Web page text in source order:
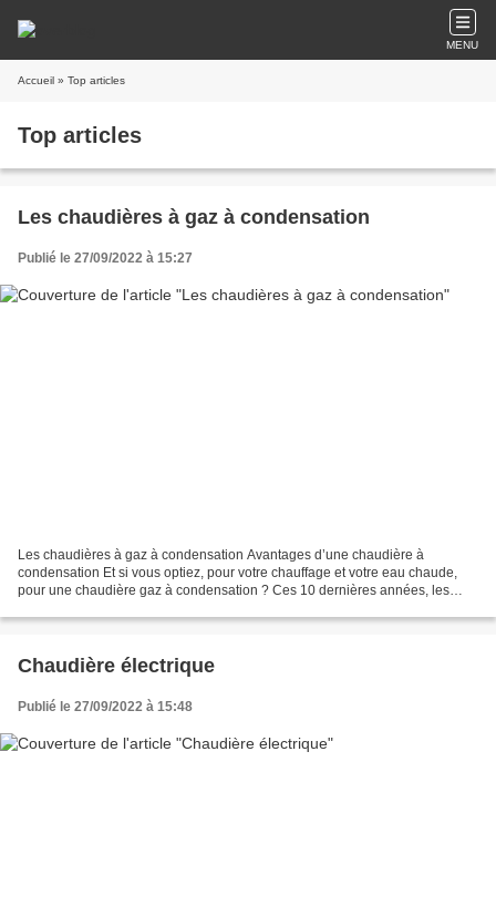
MENU
Accueil » Top articles
Top articles
Les chaudières à gaz à condensation
Publié le 27/09/2022 à 15:27
Les chaudières à gaz à condensation Avantages d’une chaudière à
condensation Et si vous optiez, pour votre chauffage et votre eau chaude,
pour une chaudière gaz à condensation ? Ces 10 dernières années, les
Chaudière électrique
Publié le 27/09/2022 à 15:48